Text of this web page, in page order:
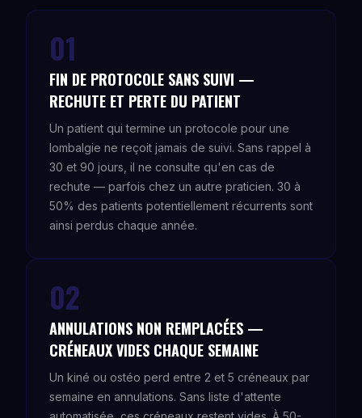
01
FIN DE PROTOCOLE SANS SUIVI —
RECHUTE ET PERTE DU PATIENT
Un patient qui termine un protocole pour une
lombalgie ne reçoit jamais de suivi. Sans rappel à
30 et 90 jours, il ne consulte qu'en cas de
rechute — parfois chez un autre praticien. 30 à
50% des patients potentiellement récurrents sont
ainsi perdus chaque année.
02
ANNULATIONS NON REMPLACÉES —
CRÉNEAUX VIDES CHAQUE SEMAINE
Un kiné ou ostéo perd entre 2 et 5 créneaux par
semaine en annulations. Sans liste d'attente